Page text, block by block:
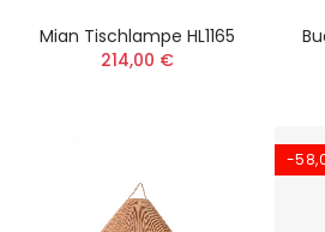
Mian Tischlampe HL1165
214,00 €
-